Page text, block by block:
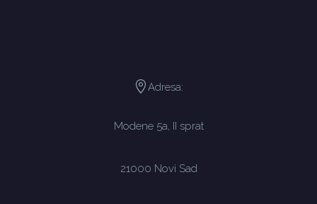
Adresa:
Modene 5a, II sprat
21000 Novi Sad